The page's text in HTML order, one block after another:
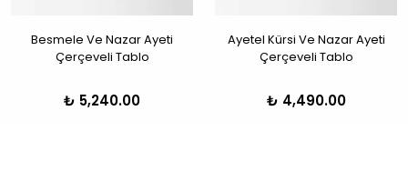
Besmele Ve Nazar Ayeti
Çerçeveli Tablo
₺ 5,240.00
Ayetel Kürsi Ve Nazar Ayeti
Çerçeveli Tablo
₺ 4,490.00